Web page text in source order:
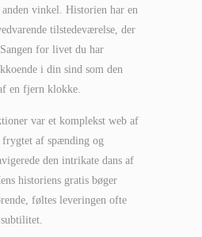
vinkel. Historien har en
tilstedeværelse, der
for livet du har
i din sind som den
en fjern klokke.
var et komplekst web af
frygtet af spænding og
den intrikate dans af
historiens gratis bøger
føltes leveringen ofte